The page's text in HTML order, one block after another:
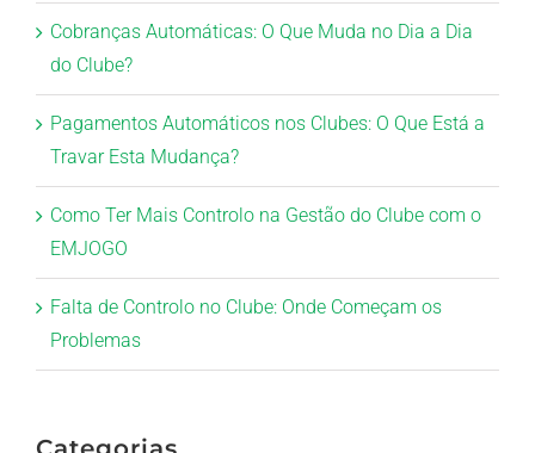
Cobranças Automáticas: O Que Muda no Dia a Dia
do Clube?
Pagamentos Automáticos nos Clubes: O Que Está a
Travar Esta Mudança?
Como Ter Mais Controlo na Gestão do Clube com o
EMJOGO
Falta de Controlo no Clube: Onde Começam os
Problemas